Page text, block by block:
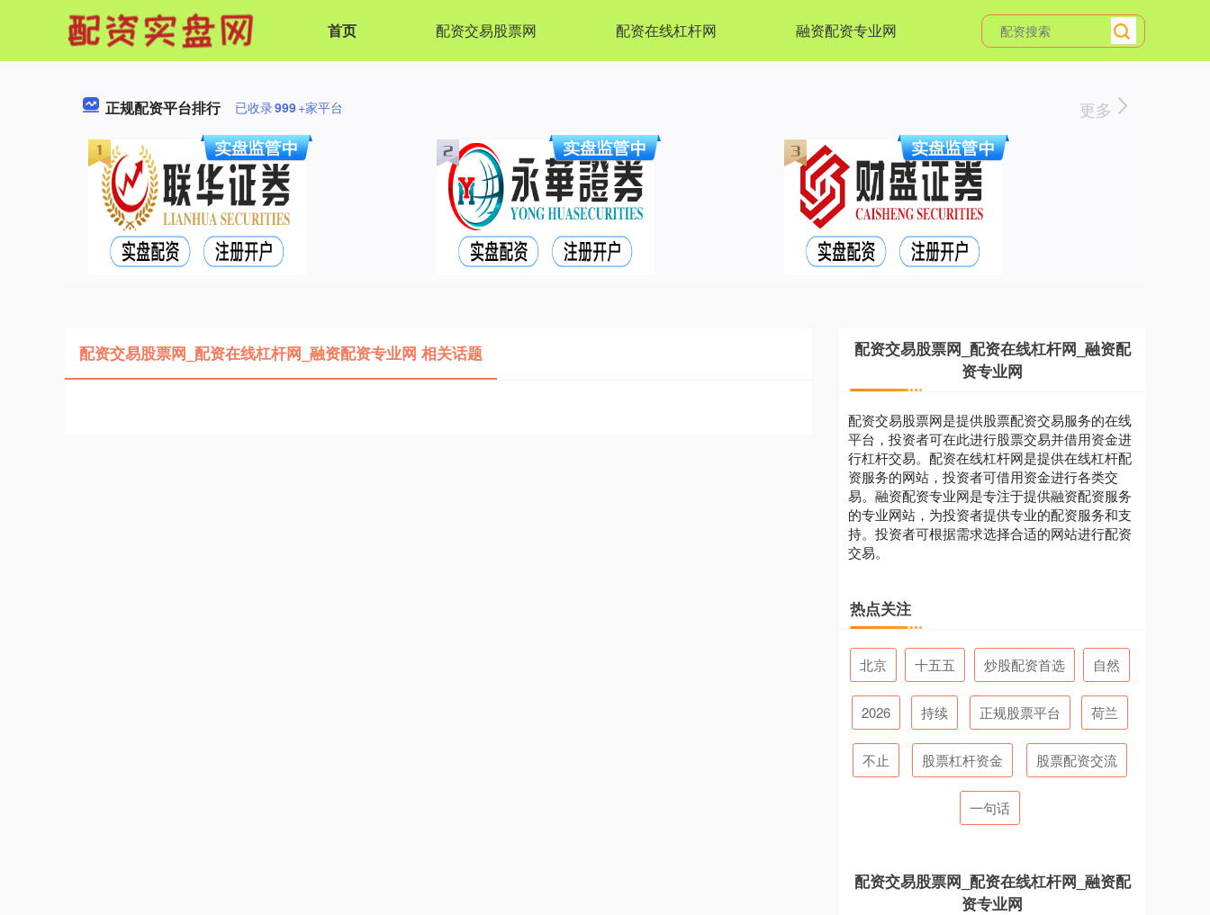
首页 配资交易股票网 配资在线杠杆网 融资配资专业网
正规配资平台排行 已收录999+家平台 更多
配资交易股票网_配资在线杠杆网_融资配资专业网 相关话题
配资交易股票网_配资在线杠杆网_融资配
资专业网
配资交易股票网是提供股票配资交易服务的在线
平台，投资者可在此进行股票交易并借用资金进
行杠杆交易。配资在线杠杆网是提供在线杠杆配
资服务的网站，投资者可借用资金进行各类交
易。融资配资专业网是专注于提供融资配资服务
的专业网站，为投资者提供专业的配资服务和支
持。投资者可根据需求选择合适的网站进行配资
交易。
热点关注
北京 十五五 炒股配资首选 自然
2026 持续 正规股票平台 荷兰
不止 股票杠杆资金 股票配资交流
一句话
配资交易股票网_配资在线杠杆网_融资配
资专业网